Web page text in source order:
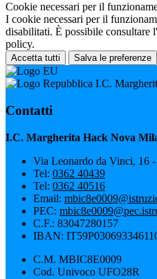
Cookie necessari per il
I cookie necessari per il
disabilitati. È possibile consultare
policy.
Accetta tutti Salva le preferenze
I.C.
Contatti
I.C. Margherita Hack Nova
Via Leonardo da Vinci, 16
Tel: 0362 40439
Tel: 0362 40516
Email:
PEC:
C.F.: 83047280157
IBAN:
C.M. MBIC8E0009
Cod. Univoco UFO28R